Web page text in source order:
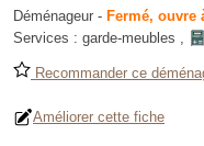
Déménageur - Fermé, ouvre
Services : garde-meubles ,
Recommander ce
Améliorer cette fiche